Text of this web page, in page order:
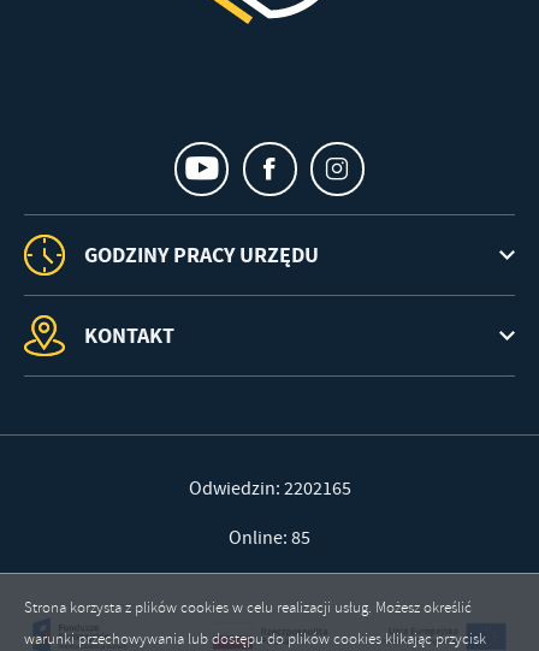
GODZINY PRACY URZĘDU
KONTAKT
Odwiedzin: 2202165
Online: 85
Strona korzysta z plików cookies w celu realizacji usług. Możesz określić
warunki przechowywania lub dostępu do plików cookies klikając przycisk